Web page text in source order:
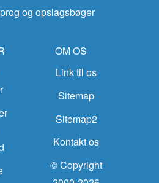
og opslagsbøger
OM OS
Link til os
Sitemap
Sitemap2
Kontakt os
© Copyright